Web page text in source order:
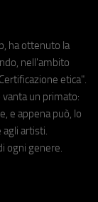
ha ottenuto la
nell'ambito
etica".
vanta un primato:
e appena può, lo
agli artisti.
ogni genere.